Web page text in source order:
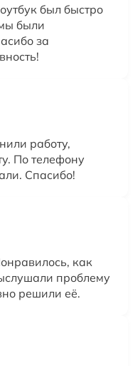
был быстро
были
за
работу,
По телефону
Спасибо!
как
проблему
решили её.